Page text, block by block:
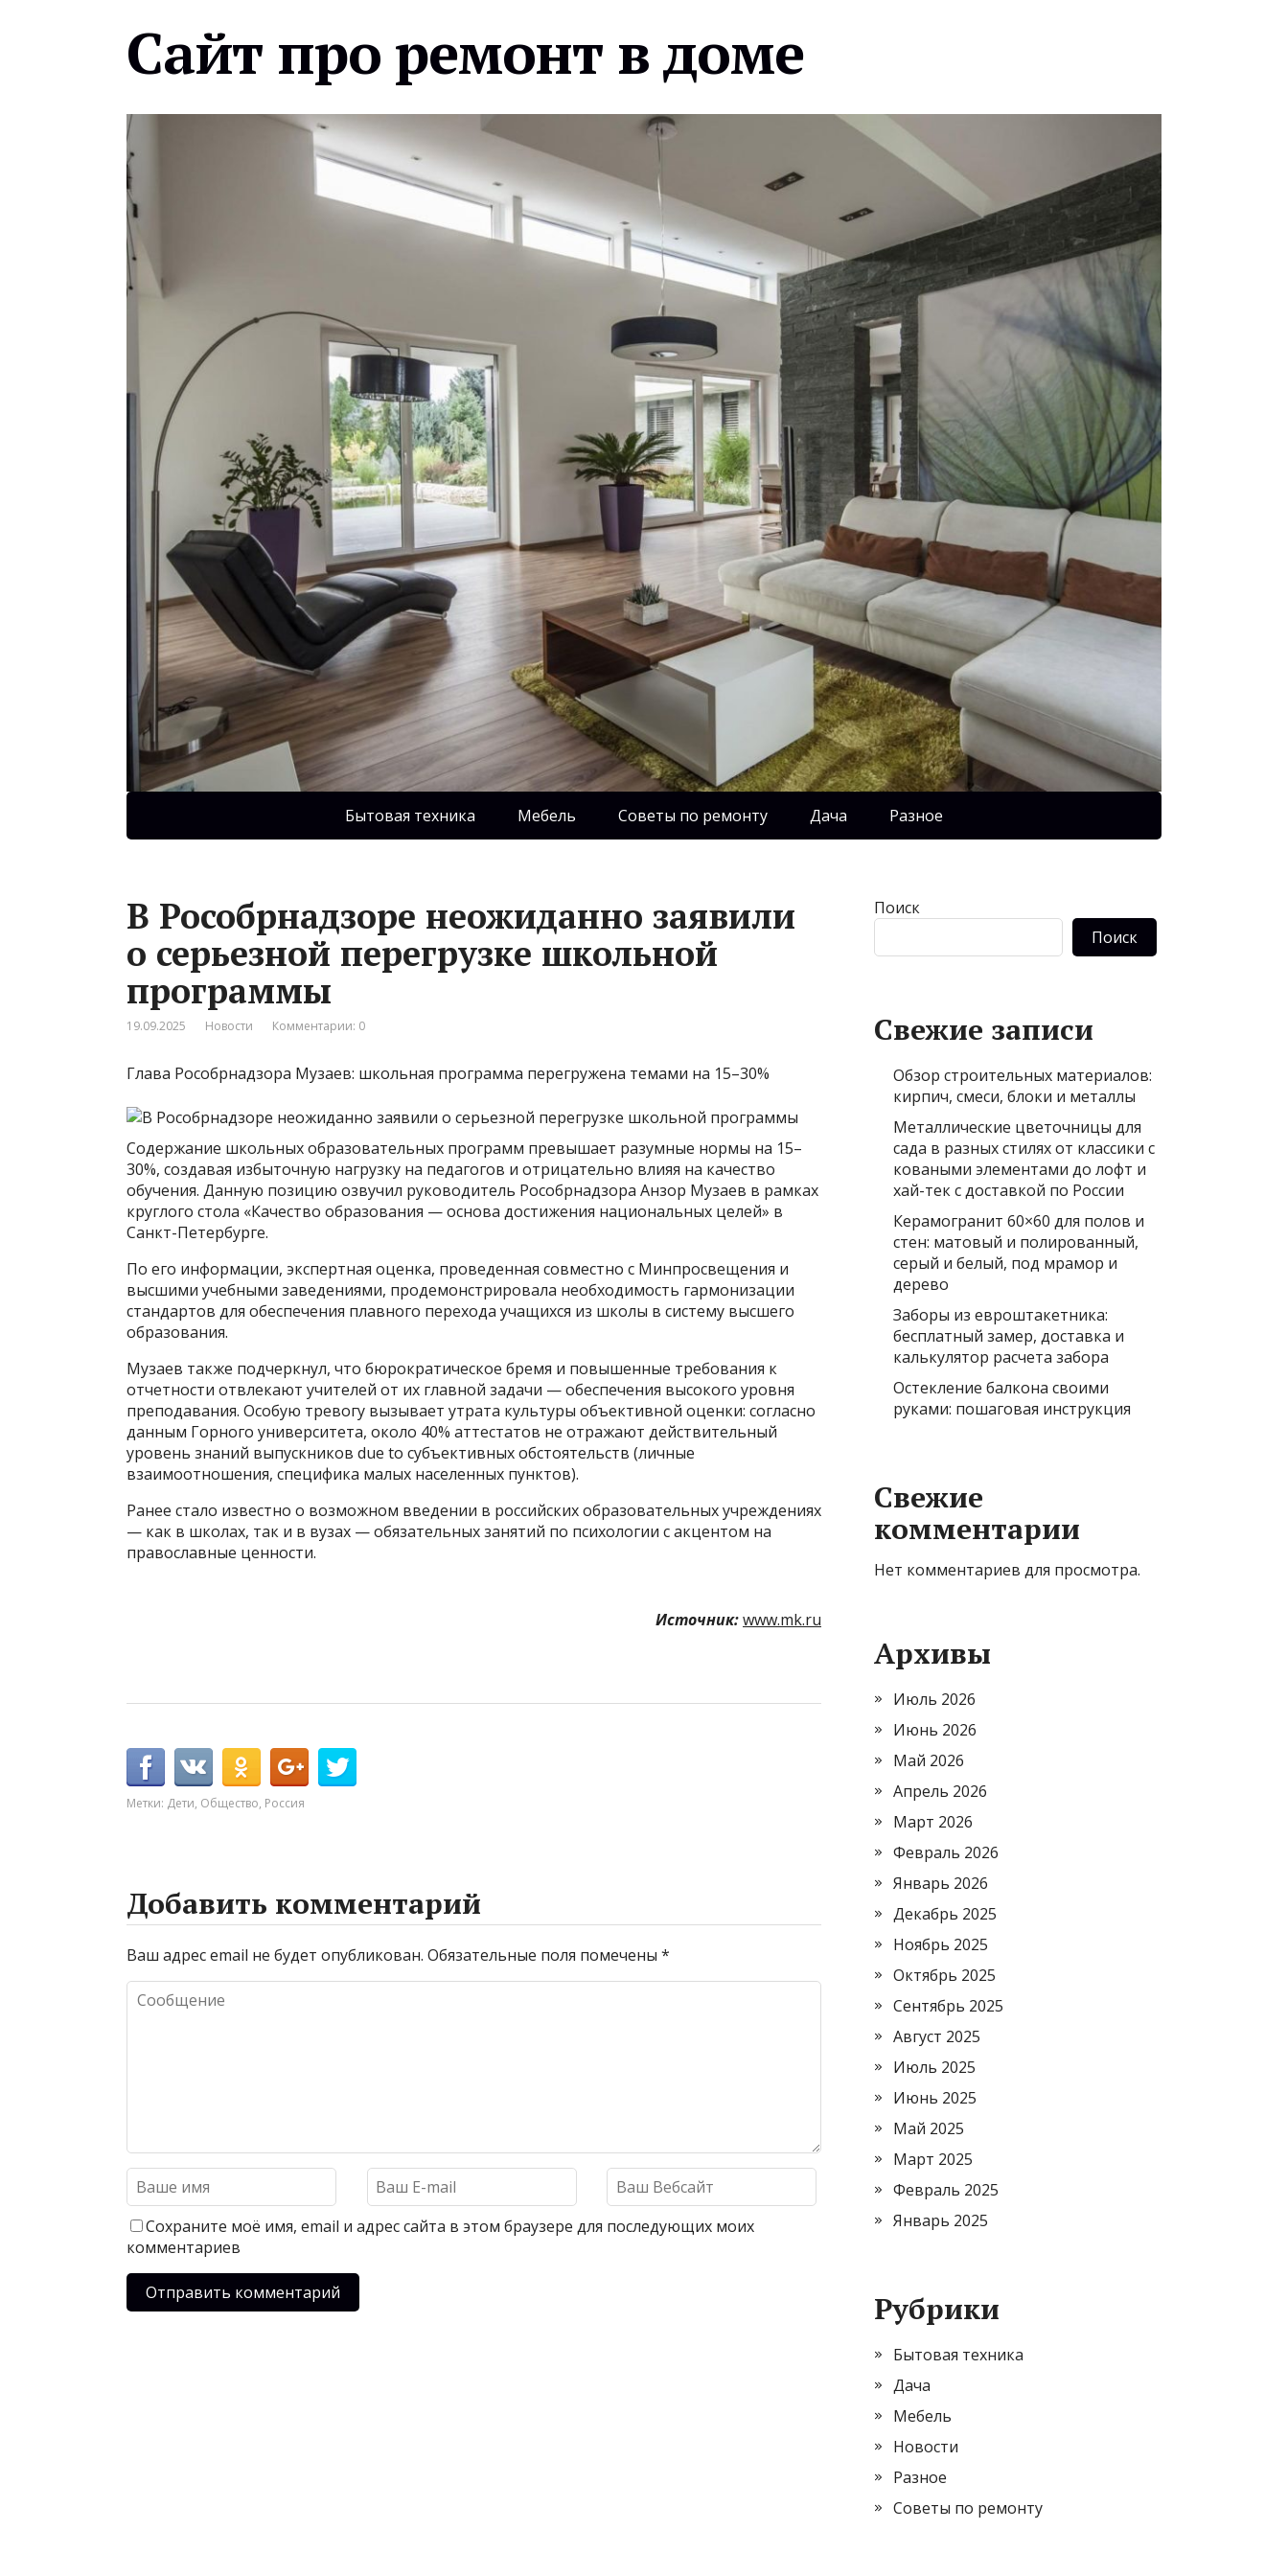
Сайт про ремонт в доме
Бытовая техника Мебель Советы по ремонту Дача Разное
В Рособрнадзоре неожиданно заявили
о серьезной перегрузке школьной
программы
19.09.2025 Новости Комментарии: 0
Глава Рособрнадзора Музаев: школьная программа перегружена темами на 15–30%
Содержание школьных образовательных программ превышает разумные нормы на 15–
30%, создавая избыточную нагрузку на педагогов и отрицательно влияя на качество
обучения. Данную позицию озвучил руководитель Рособрнадзора Анзор Музаев в рамках
круглого стола «Качество образования — основа достижения национальных целей» в
Санкт-Петербурге.
По его информации, экспертная оценка, проведенная совместно с Минпросвещения и
высшими учебными заведениями, продемонстрировала необходимость гармонизации
стандартов для обеспечения плавного перехода учащихся из школы в систему высшего
образования.
Музаев также подчеркнул, что бюрократическое бремя и повышенные требования к
отчетности отвлекают учителей от их главной задачи — обеспечения высокого уровня
преподавания. Особую тревогу вызывает утрата культуры объективной оценки: согласно
данным Горного университета, около 40% аттестатов не отражают действительный
уровень знаний выпускников due to субъективных обстоятельств (личные
взаимоотношения, специфика малых населенных пунктов).
Ранее стало известно о возможном введении в российских образовательных учреждениях
— как в школах, так и в вузах — обязательных занятий по психологии с акцентом на
православные ценности.
Источник:www.mk.ru
Метки: Дети, Общество, Россия
Добавить комментарий
Ваш адрес email не будет опубликован. Обязательные поля помечены *
Сохраните моё имя, email и адрес сайта в этом браузере для последующих моих
комментариев
Поиск
Поиск
Свежие записи
Обзор строительных материалов:
кирпич, смеси, блоки и металлы
Металлические цветочницы для
сада в разных стилях от классики с
коваными элементами до лофт и
хай-тек с доставкой по России
Керамогранит 60×60 для полов и
стен: матовый и полированный,
серый и белый, под мрамор и
дерево
Заборы из евроштакетника:
бесплатный замер, доставка и
калькулятор расчета забора
Остекление балкона своими
руками: пошаговая инструкция
Свежие
комментарии
Нет комментариев для просмотра.
Архивы
Июль 2026
Июнь 2026
Май 2026
Апрель 2026
Март 2026
Февраль 2026
Январь 2026
Декабрь 2025
Ноябрь 2025
Октябрь 2025
Сентябрь 2025
Август 2025
Июль 2025
Июнь 2025
Май 2025
Март 2025
Февраль 2025
Январь 2025
Рубрики
Бытовая техника
Дача
Мебель
Новости
Разное
Советы по ремонту